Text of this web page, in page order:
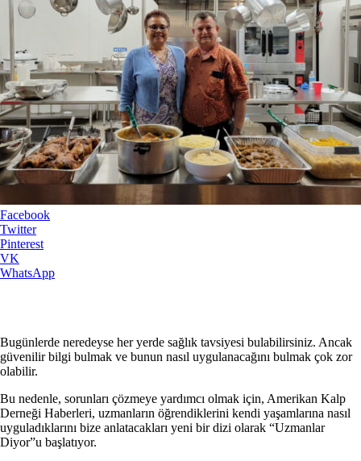
Facebook
Twitter
Pinterest
VK
WhatsApp
Bugünlerde neredeyse her yerde sağlık tavsiyesi bulabilirsiniz. Ancak
güvenilir bilgi bulmak ve bunun nasıl uygulanacağını bulmak çok zor
olabilir.
Bu nedenle, sorunları çözmeye yardımcı olmak için, Amerikan Kalp
Derneği Haberleri, uzmanların öğrendiklerini kendi yaşamlarına nasıl
uyguladıklarını bize anlatacakları yeni bir dizi olarak “Uzmanlar
Diyor”u başlatıyor.